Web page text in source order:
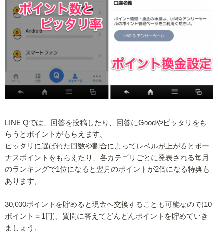
LINE Qでは、回答を投稿したり、回答にGoodやピッタリをも
らうとポイントがもらえます。
ピッタリに選ばれた回数や割合によってレベルが上がるとボー
ナスポイントをもらえたり、各カテゴリごとに発表される毎月
のランキングで1位になると翌月のポイントが2倍になる特典も
あります。
30,000ポイントを貯めると現金へ交換することも可能なので(10
ポイント＝1円)、質問に答えてどんどんポイントを貯めていき
ましょう。